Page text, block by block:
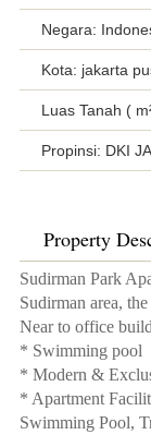
Negara:
Kota: jakarta
Luas Tanah (
Propinsi: DKI
Property
Sudirman Park
Sudirman area,
Near to office
* Swimming pool
* Modern &
* Apartment
Swimming Pool,